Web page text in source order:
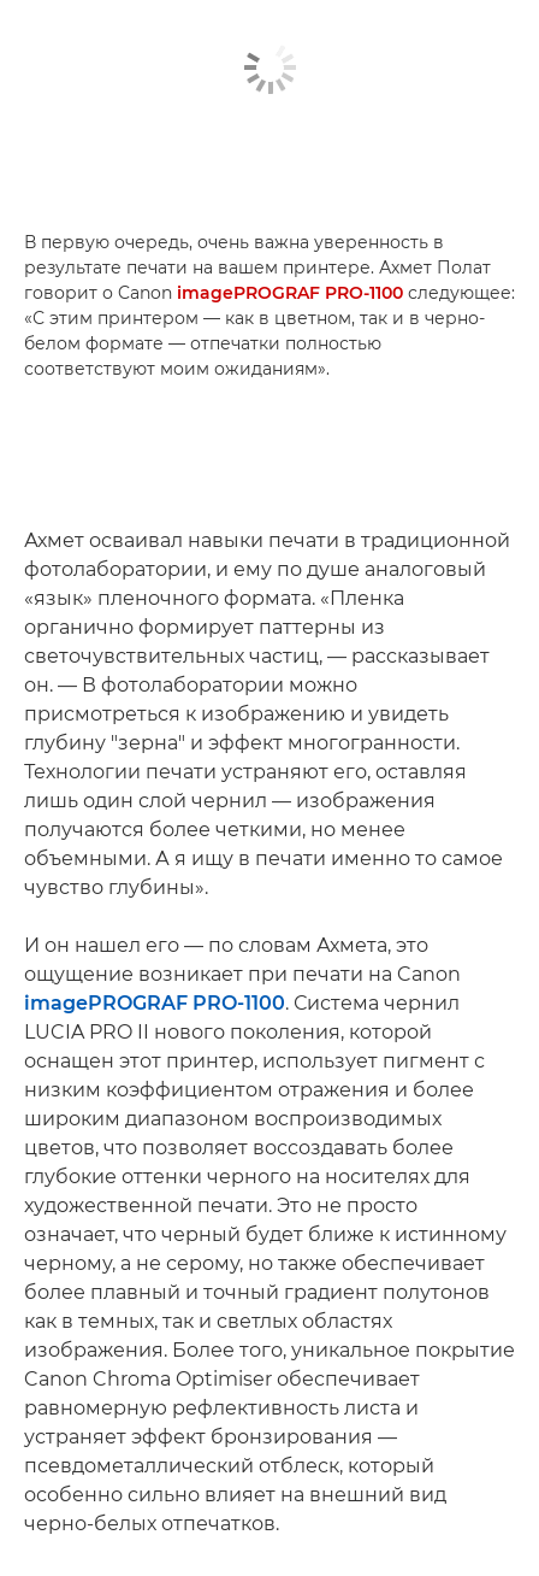
В первую очередь, очень важна уверенность в
результате печати на вашем принтере. Ахмет Полат
говорит о Canon imagePROGRAF PRO-1100 следующее:
«С этим принтером — как в цветном, так и в черно-
белом формате — отпечатки полностью
соответствуют моим ожиданиям».
Ахмет осваивал навыки печати в традиционной
фотолаборатории, и ему по душе аналоговый
«язык» пленочного формата. «Пленка
органично формирует паттерны из
светочувствительных частиц, — рассказывает
он. — В фотолаборатории можно
присмотреться к изображению и увидеть
глубину "зерна" и эффект многогранности.
Технологии печати устраняют его, оставляя
лишь один слой чернил — изображения
получаются более четкими, но менее
объемными. А я ищу в печати именно то самое
чувство глубины».
И он нашел его — по словам Ахмета, это
ощущение возникает при печати на Canon
imagePROGRAF PRO-1100. Система чернил
LUCIA PRO II нового поколения, которой
оснащен этот принтер, использует пигмент с
низким коэффициентом отражения и более
широким диапазоном воспроизводимых
цветов, что позволяет воссоздавать более
глубокие оттенки черного на носителях для
художественной печати. Это не просто
означает, что черный будет ближе к истинному
черному, а не серому, но также обеспечивает
более плавный и точный градиент полутонов
как в темных, так и светлых областях
изображения. Более того, уникальное покрытие
Canon Chroma Optimiser обеспечивает
равномерную рефлективность листа и
устраняет эффект бронзирования —
псевдометаллический отблеск, который
особенно сильно влияет на внешний вид
черно-белых отпечатков.